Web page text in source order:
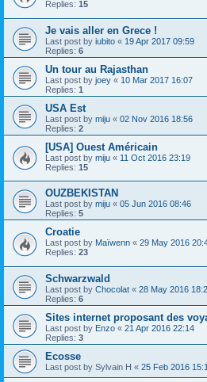
Replies: 15
Je vais aller en Grece !
Last post by iubito « 19 Apr 2017 09:59
Replies: 6
Un tour au Rajasthan
Last post by joey « 10 Mar 2017 16:07
Replies: 1
USA Est
Last post by miju « 02 Nov 2016 18:56
Replies: 2
[USA] Ouest Américain
Last post by miju « 11 Oct 2016 23:19
Replies: 15
OUZBEKISTAN
Last post by miju « 05 Jun 2016 08:46
Replies: 5
Croatie
Last post by Maïwenn « 29 May 2016
Replies: 23
Schwarzwald
Last post by Chocolat « 28 May 2016
Replies: 6
Sites internet proposant des
Last post by Enzo « 21 Apr 2016 22:14
Replies: 3
Ecosse
Last post by Sylvain H « 25 Feb 2016